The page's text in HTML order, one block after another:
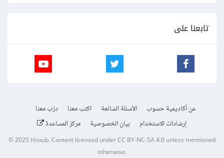
تابعنا على
عن أكاديمية حسوب الأسئلة الشائعة اكتب معنا
درّب معنا
إرشادات الاستخدام
بيان الخصوصية مركز المساعدة
© 2025Hsoub.Content licensed underCC BY-NC-SA 4.0unless mentioned
otherwise.